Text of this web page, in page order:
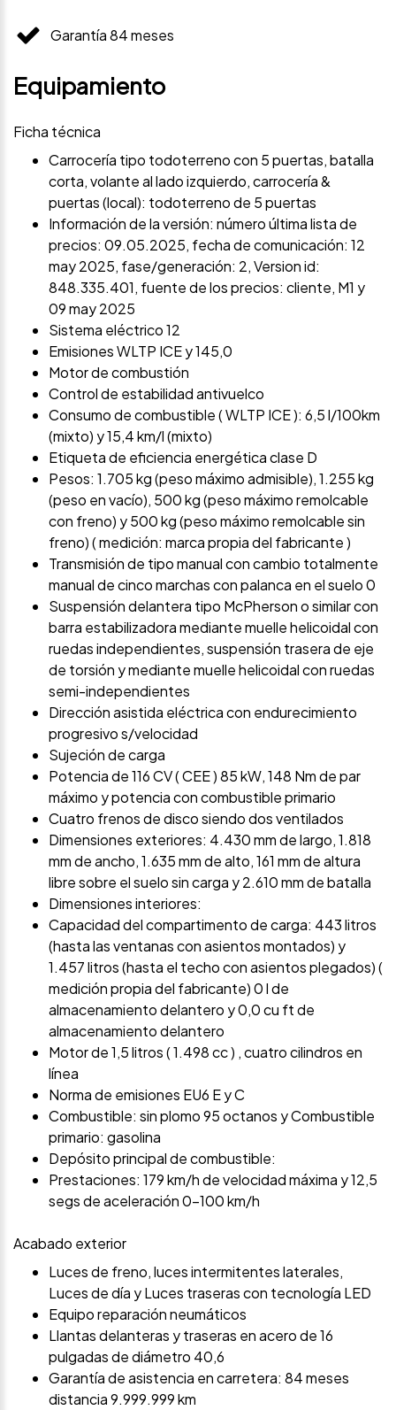
Garantía 84 meses
Equipamiento
Ficha técnica
Carrocería tipo todoterreno con 5 puertas, batalla
corta, volante al lado izquierdo, carrocería &
puertas (local): todoterreno de 5 puertas
Información de la versión: número última lista de
precios: 09.05.2025, fecha de comunicación: 12
may 2025, fase/generación: 2, Version id:
848.335.401, fuente de los precios: cliente, M1 y
09 may 2025
Sistema eléctrico 12
Emisiones WLTP ICE y 145,0
Motor de combustión
Control de estabilidad antivuelco
Consumo de combustible ( WLTP ICE ): 6,5 l/100km
(mixto) y 15,4 km/l (mixto)
Etiqueta de eficiencia energética clase D
Pesos: 1.705 kg (peso máximo admisible), 1.255 kg
(peso en vacío), 500 kg (peso máximo remolcable
con freno) y 500 kg (peso máximo remolcable sin
freno) ( medición: marca propia del fabricante )
Transmisión de tipo manual con cambio totalmente
manual de cinco marchas con palanca en el suelo 0
Suspensión delantera tipo McPherson o similar con
barra estabilizadora mediante muelle helicoidal con
ruedas independientes, suspensión trasera de eje
de torsión y mediante muelle helicoidal con ruedas
semi-independientes
Dirección asistida eléctrica con endurecimiento
progresivo s/velocidad
Sujeción de carga
Potencia de 116 CV ( CEE ) 85 kW, 148 Nm de par
máximo y potencia con combustible primario
Cuatro frenos de disco siendo dos ventilados
Dimensiones exteriores: 4.430 mm de largo, 1.818
mm de ancho, 1.635 mm de alto, 161 mm de altura
libre sobre el suelo sin carga y 2.610 mm de batalla
Dimensiones interiores:
Capacidad del compartimento de carga: 443 litros
(hasta las ventanas con asientos montados) y
1.457 litros (hasta el techo con asientos plegados) (
medición propia del fabricante) 0 l de
almacenamiento delantero y 0,0 cu ft de
almacenamiento delantero
Motor de 1,5 litros ( 1.498 cc ) , cuatro cilindros en
línea
Norma de emisiones EU6 E y C
Combustible: sin plomo 95 octanos y Combustible
primario: gasolina
Depósito principal de combustible:
Prestaciones: 179 km/h de velocidad máxima y 12,5
segs de aceleración 0-100 km/h
Acabado exterior
Luces de freno, luces intermitentes laterales,
Luces de día y Luces traseras con tecnología LED
Equipo reparación neumáticos
Llantas delanteras y traseras en acero de 16
pulgadas de diámetro 40,6
Garantía de asistencia en carretera: 84 meses
distancia 9.999.999 km